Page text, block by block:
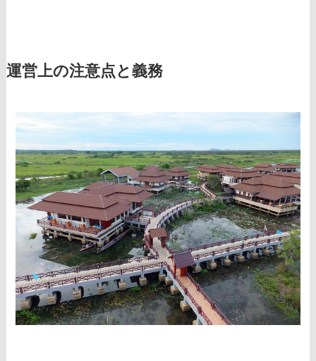
運営上の注意点と義務